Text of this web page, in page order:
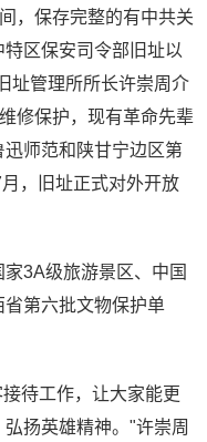
，保存完整的有中共关
区保安司令部旧址以
址管理所所长许崇周介
修保护，现有革命先辈
师范和陕甘宁边区第
，旧址正式对外开放
3A级旅游景区、中国
第六批文物保护单
待工作，让大家能更
扬英雄精神。"许崇周